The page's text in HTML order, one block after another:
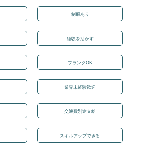
制服あり
経験を活かす
ブランクOK
業界未経験歓迎
交通費別途支給
スキルアップできる